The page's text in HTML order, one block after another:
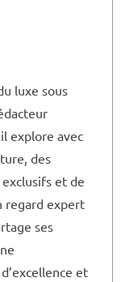
luxe sous
explore avec
des
et de
regard expert
ses
et